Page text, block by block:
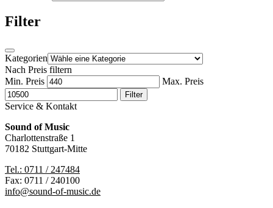
Filter
Kategorien
Nach Preis filtern
Min. Preis
Max. Preis
Filter
Service & Kontakt
Sound of Music
Charlottenstraße 1
70182 Stuttgart-Mitte
Tel.: 0711 / 247484
Fax: 0711 / 240100
info@sound-of-music.de